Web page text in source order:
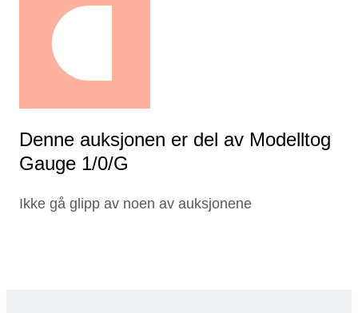
Denne auksjonen er del av Modelltog
Gauge 1/0/G
Ikke gå glipp av noen av auksjonene